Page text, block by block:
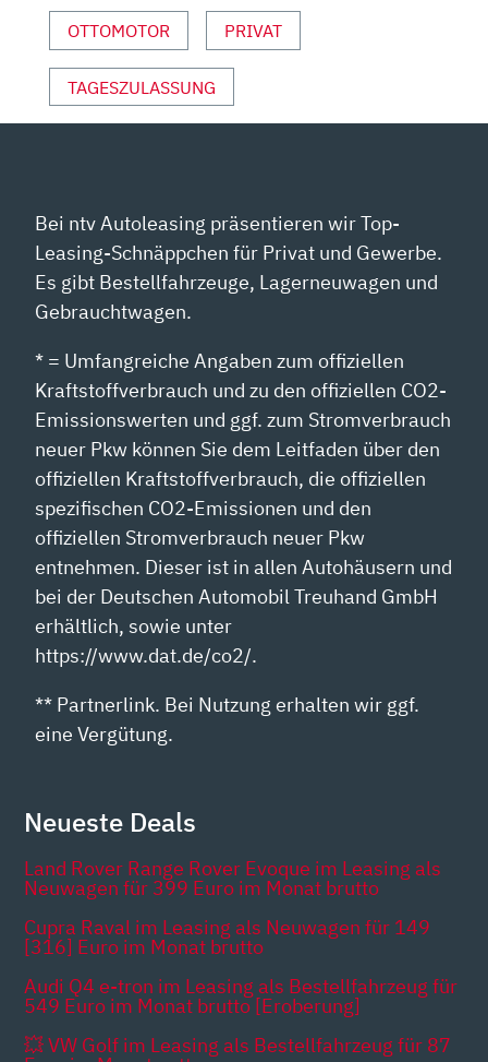
OTTOMOTOR PRIVAT
TAGESZULASSUNG
Bei ntv Autoleasing präsentieren wir Top-
Leasing-Schnäppchen für Privat und Gewerbe.
Es gibt Bestellfahrzeuge, Lagerneuwagen und
Gebrauchtwagen.
* = Umfangreiche Angaben zum offiziellen
Kraftstoffverbrauch und zu den offiziellen CO2-
Emissionswerten und ggf. zum Stromverbrauch
neuer Pkw können Sie dem Leitfaden über den
offiziellen Kraftstoffverbrauch, die offiziellen
spezifischen CO2-Emissionen und den
offiziellen Stromverbrauch neuer Pkw
entnehmen. Dieser ist in allen Autohäusern und
bei der Deutschen Automobil Treuhand GmbH
erhältlich, sowie unter
https://www.dat.de/co2/.
** Partnerlink. Bei Nutzung erhalten wir ggf.
eine Vergütung.
Neueste Deals
Land Rover Range Rover Evoque im Leasing als
Neuwagen für 399 Euro im Monat brutto
Cupra Raval im Leasing als Neuwagen für 149
[316] Euro im Monat brutto
Audi Q4 e-tron im Leasing als Bestellfahrzeug für
549 Euro im Monat brutto [Eroberung]
💥 VW Golf im Leasing als Bestellfahrzeug für 87